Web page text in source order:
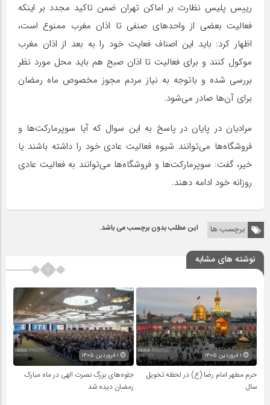
رییس پلیس نظارت بر اماکن تهران ضمن تاکید مجدد بر اینکه
فعالیت بعضی از واحدهای صنفی تا اذان مغرب ممنوع است،
اظهار کرد: باید این اصناف فعایت خود را به بعد از اذان مغرب
موکول کنند و برای فعالیت تا اذان صبح هم باید محل مورد نظر
بررسی شده و باتوجه به نیاز مردم مجوز مخصوص ماه رمضان
برای آن‌ها صادر می‌شود.
مرادیان در پایان در پاسخ به این سوال که آیا سوپرمارکت‌ها و
فروشگاه‌ها می‌توانند شیوه فعالیت عادی خود را داشته باشند یا
خیر، گفت: سوپرمارکت‌ها و فروشگاه‌ها می‌توانند به فعالیت عادی
روزانه خود ادامه دهند.
برچسب ها این مطلب بدون برچسب می باشد.
نوشته های مشابه
حرم مطهر امام رضا (ع) در لحظه تحویل
سال
جلوه‌های بزرگ نصرت الهی در ماه مبارک
رمضان دیده شد